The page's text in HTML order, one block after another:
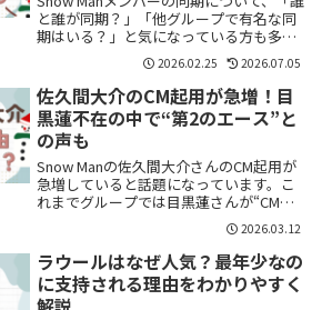
と誰が同期？」「他グループで有名な同
期はいる？」と気になっている方も多い
のではないでしょうか。結論からいう
と、Snow Manは入所年が異なるメンバー
で構成されており、それぞれに有名な同
期がいます...
2026.02.25 2026.07.05
佐久間大介のCM起用が急増！目
黒蓮不在の中で“第2のエース”と
の声も
Snow Manの佐久間大介さんのCM起用が
急増していると話題になっています。こ
れまでグループでは目黒蓮さんが“CMエ
ース”として知られていましたが、最近で
は佐久間さんの活躍も目立つようになっ
てきました。業界関係者の間では「第2の
目黒蓮にな...
2026.03.12
ラウールはなぜ人気？最年少なの
に支持される理由をわかりやすく